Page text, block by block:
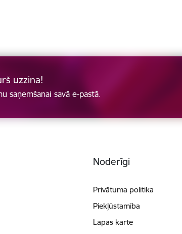
uzzina!
saņemšanai savā e-pastā.
Noderīgi
Privātuma politika
Piekļūstamība
Lapas karte